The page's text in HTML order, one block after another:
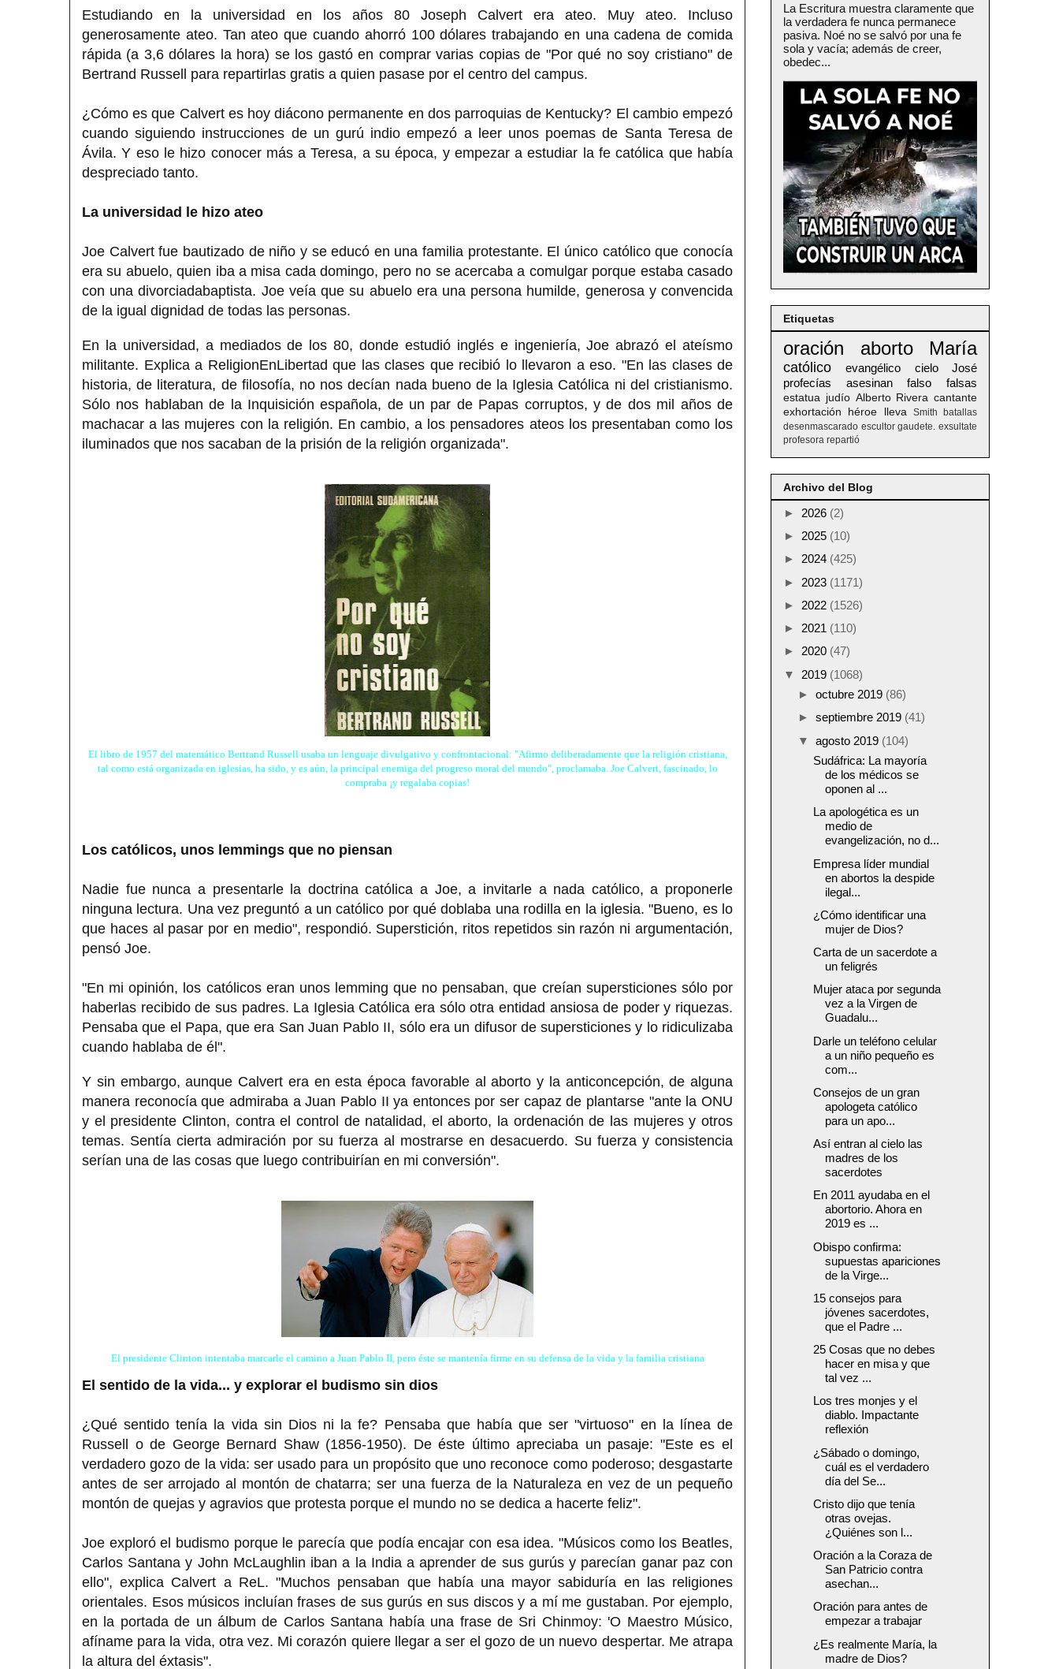
Estudiando en la universidad en los años 80 Joseph Calvert era ateo. Muy ateo. Incluso
generosamente ateo. Tan ateo que cuando ahorró 100 dólares trabajando en una cadena de comida
rápida (a 3,6 dólares la hora) se los gastó en comprar varias copias de "Por qué no soy cristiano" de
Bertrand Russell para repartirlas gratis a quien pasase por el centro del campus.
¿Cómo es que Calvert es hoy diácono permanente en dos parroquias de Kentucky? El cambio empezó
cuando siguiendo instrucciones de un gurú indio empezó a leer unos poemas de Santa Teresa de
Ávila. Y eso le hizo conocer más a Teresa, a su época, y empezar a estudiar la fe católica que había
despreciado tanto.
La universidad le hizo ateo
Joe Calvert fue bautizado de niño y se educó en una familia protestante. El único católico que conocía
era su abuelo, quien iba a misa cada domingo, pero no se acercaba a comulgar porque estaba casado
con una divorciadabaptista. Joe veía que su abuelo era una persona humilde, generosa y convencida
de la igual dignidad de todas las personas.
En la universidad, a mediados de los 80, donde estudió inglés e ingeniería, Joe abrazó el ateísmo
militante. Explica a ReligionEnLibertad que las clases que recibió lo llevaron a eso. "En las clases de
historia, de literatura, de filosofía, no nos decían nada bueno de la Iglesia Católica ni del cristianismo.
Sólo nos hablaban de la Inquisición española, de un par de Papas corruptos, y de dos mil años de
machacar a las mujeres con la religión. En cambio, a los pensadores ateos los presentaban como los
iluminados que nos sacaban de la prisión de la religión organizada".
El libro de 1957 del matemático Bertrand Russell usaba un lenguaje divulgativo y confrontacional: "Afirmo deliberadamente que la religión cristiana,
tal como está organizada en iglesias, ha sido, y es aún, la principal enemiga del progreso moral del mundo", proclamaba. Joe Calvert, fascinado, lo
compraba ¡y regalaba copias!
Los católicos, unos lemmings que no piensan
Nadie fue nunca a presentarle la doctrina católica a Joe, a invitarle a nada católico, a proponerle
ninguna lectura. Una vez preguntó a un católico por qué doblaba una rodilla en la iglesia. "Bueno, es lo
que haces al pasar por en medio", respondió. Superstición, ritos repetidos sin razón ni argumentación,
pensó Joe.
"En mi opinión, los católicos eran unos lemming que no pensaban, que creían supersticiones sólo por
haberlas recibido de sus padres. La Iglesia Católica era sólo otra entidad ansiosa de poder y riquezas.
Pensaba que el Papa, que era San Juan Pablo II, sólo era un difusor de supersticiones y lo ridiculizaba
cuando hablaba de él".
Y sin embargo, aunque Calvert era en esta época favorable al aborto y la anticoncepción, de alguna
manera reconocía que admiraba a Juan Pablo II ya entonces por ser capaz de plantarse "ante la ONU
y el presidente Clinton, contra el control de natalidad, el aborto, la ordenación de las mujeres y otros
temas. Sentía cierta admiración por su fuerza al mostrarse en desacuerdo. Su fuerza y consistencia
serían una de las cosas que luego contribuirían en mi conversión".
El presidente Clinton intentaba marcarle el camino a Juan Pablo II, pero éste se mantenía firme en su defensa de la vida y la familia cristiana
El sentido de la vida... y explorar el budismo sin dios
¿Qué sentido tenía la vida sin Dios ni la fe? Pensaba que había que ser "virtuoso" en la línea de
Russell o de George Bernard Shaw (1856-1950). De éste último apreciaba un pasaje: "Este es el
verdadero gozo de la vida: ser usado para un propósito que uno reconoce como poderoso; desgastarte
antes de ser arrojado al montón de chatarra; ser una fuerza de la Naturaleza en vez de un pequeño
montón de quejas y agravios que protesta porque el mundo no se dedica a hacerte feliz".
Joe exploró el budismo porque le parecía que podía encajar con esa idea. "Músicos como los Beatles,
Carlos Santana y John McLaughlin iban a la India a aprender de sus gurús y parecían ganar paz con
ello", explica Calvert a ReL. "Muchos pensaban que había una mayor sabiduría en las religiones
orientales. Esos músicos incluían frases de sus gurús en sus discos y a mí me gustaban. Por ejemplo,
en la portada de un álbum de Carlos Santana había una frase de Sri Chinmoy: 'O Maestro Músico,
afíname para la vida, otra vez. Mi corazón quiere llegar a ser el gozo de un nuevo despertar. Me atrapa
la altura del éxtasis".
La Escritura muestra claramente que
la verdadera fe nunca permanece
pasiva. Noé no se salvó por una fe
sola y vacía; además de creer,
obedec...
Etiquetas
oración aborto María
católico evangélico cielo
José
profecías
asesinan falso falsas
estatua judío Alberto Rivera cantante
exhortación
héroe lleva Smith
batallas
desenmascarado escultor gaudete. exsultate
profesora repartió
Archivo del Blog
► 2026 (2)
► 2025 (10)
► 2024 (425)
► 2023 (1171)
► 2022 (1526)
► 2021 (110)
► 2020 (47)
▼ 2019 (1068)
► octubre 2019 (86)
► septiembre 2019 (41)
▼ agosto 2019 (104)
Sudáfrica: La mayoría
de los médicos se
oponen al ...
La apologética es un
medio de
evangelización, no d...
Empresa líder mundial
en abortos la despide
ilegal...
¿Cómo identificar una
mujer de Dios?
Carta de un sacerdote a
un feligrés
Mujer ataca por segunda
vez a la Virgen de
Guadalu...
Darle un teléfono celular
a un niño pequeño es
com...
Consejos de un gran
apologeta católico
para un apo...
Así entran al cielo las
madres de los
sacerdotes
En 2011 ayudaba en el
abortorio. Ahora en
2019 es ...
Obispo confirma:
supuestas apariciones
de la Virge...
15 consejos para
jóvenes sacerdotes,
que el Padre ...
25 Cosas que no debes
hacer en misa y que
tal vez ...
Los tres monjes y el
diablo. Impactante
reflexión
¿Sábado o domingo,
cuál es el verdadero
día del Se...
Cristo dijo que tenía
otras ovejas.
¿Quiénes son l...
Oración a la Coraza de
San Patricio contra
asechan...
Oración para antes de
empezar a trabajar
¿Es realmente María, la
madre de Dios?